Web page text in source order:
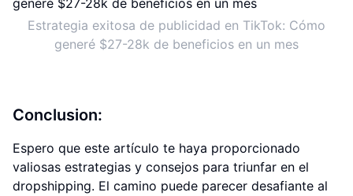
Estrategia exitosa de publicidad en TikTok: Cómo
generé $27-28k de beneficios en un mes
Conclusion:
Espero que este artículo te haya proporcionado
valiosas estrategias y consejos para triunfar en el
dropshipping. El camino puede parecer desafiante al